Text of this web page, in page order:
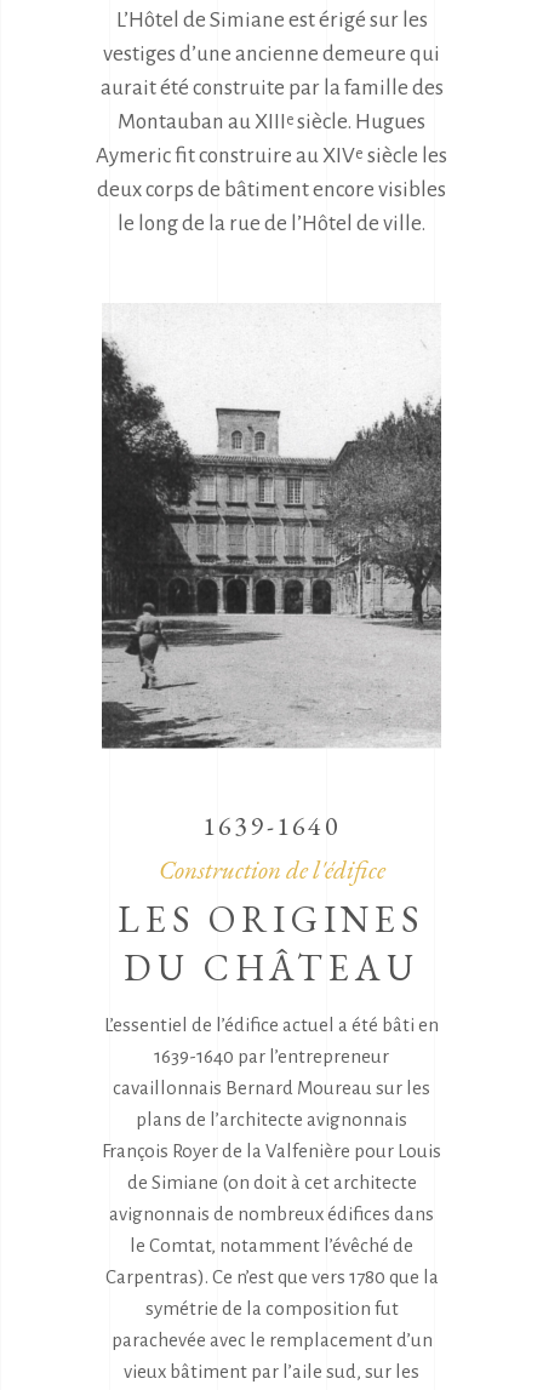
L’Hôtel de Simiane est érigé sur les
vestiges d’une ancienne demeure qui
aurait été construite par la famille des
Montauban au XIII e siècle. Hugues
Aymeric fit construire au XIVe siècle les
deux corps de bâtiment encore visibles
le long de la rue de l’Hôtel de ville.
1639-1640
Construction de l'édifice
LES ORIGINES
DU CHÂTEAU
L’essentiel de l’édifice actuel a été bâti en
1639-1640 par l’entrepreneur
cavaillonnais Bernard Moureau sur les
plans de l’architecte avignonnais
François Royer de la Valfenière pour Louis
de Simiane (on doit à cet architecte
avignonnais de nombreux édifices dans
le Comtat, notamment l’évêché de
Carpentras). Ce n’est que vers 1780 que la
symétrie de la composition fut
parachevée avec le remplacement d’un
vieux bâtiment par l’aile sud, sur les